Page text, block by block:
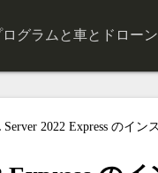
ログラムと車とドローン
Server 2022 Express のイン